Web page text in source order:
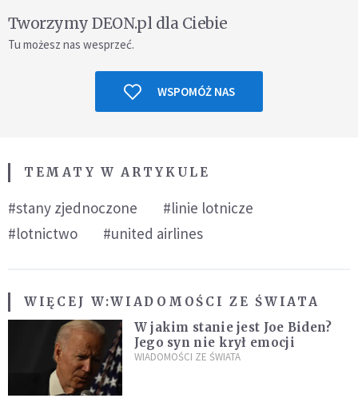
Tworzymy DEON.pl dla Ciebie
Tu możesz nas wesprzeć.
WSPOMÓŻ NAS
TEMATY W ARTYKULE
#stany zjednoczone
#linie lotnicze
#lotnictwo
#united airlines
WIĘCEJ W:WIADOMOŚCI ZE ŚWIATA
W jakim stanie jest Joe Biden?
Jego syn nie krył emocji
WIADOMOŚCI ZE ŚWIATA